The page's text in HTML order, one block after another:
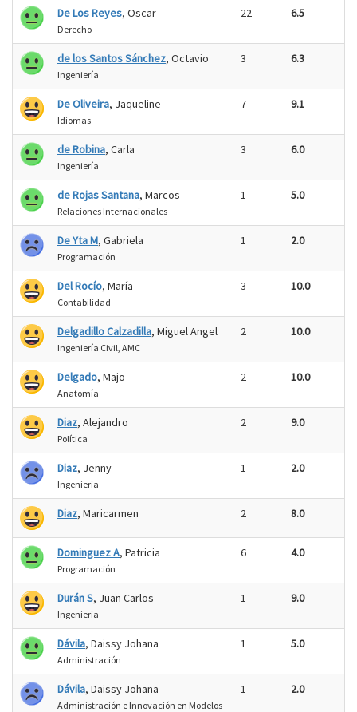
De Los Reyes, Oscar
Derecho
22 6.5
de los Santos Sánchez, Octavio
Ingeniería
3 6.3
De Oliveira, Jaqueline
Idiomas
7 9.1
de Robina, Carla
Ingeniería
3 6.0
de Rojas Santana, Marcos
Relaciones Internacionales
1 5.0
De Yta M, Gabriela
Programación
1 2.0
Del Rocío, María
Contabilidad
3 10.0
Delgadillo Calzadilla, Miguel Angel
Ingeniería Civil, AMC
2 10.0
Delgado, Majo
Anatomía
2 10.0
Diaz, Alejandro
Política
2 9.0
Diaz, Jenny
Ingenieria
1 2.0
Diaz, Maricarmen 2 8.0
Dominguez A, Patricia
Programación
6 4.0
Durán S, Juan Carlos
Ingenieria
1 9.0
Dávila, Daissy Johana
Administración
1 5.0
Dávila, Daissy Johana
Administración e Innovación en Modelos
1 2.0